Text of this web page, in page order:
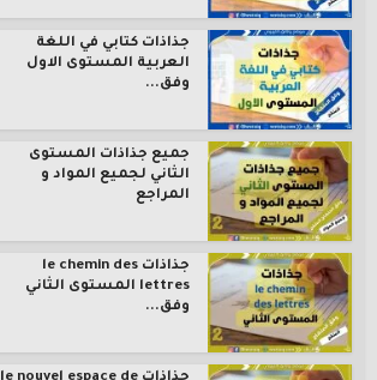
جذاذات كتابي في اللغة
العربية المستوى الاول
وفق...
جميع جذاذات المستوى
الثاني لجميع المواد و
المراجع
جذاذات le chemin des
lettres المستوى الثاني
وفق...